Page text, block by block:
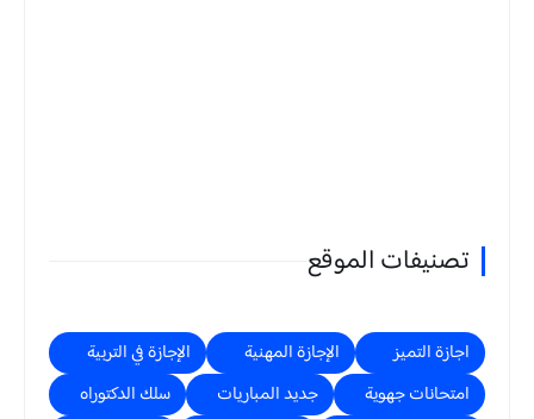
تصنيفات الموقع
اجازة التميز الإجازة المهنية
الإجازة في التربية
امتحانات جهوية
جديد المباريات
سلك الدكتوراه